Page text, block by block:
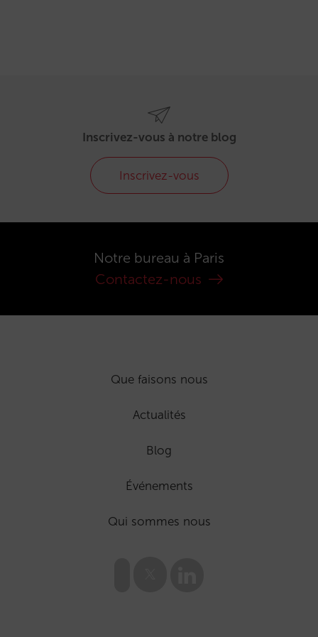
Inscrivez-vous à notre blog
Inscrivez-vous
Notre bureau à Paris
Contactez-nous
Que faisons nous
Actualités
Blog
Événements
Qui sommes nous